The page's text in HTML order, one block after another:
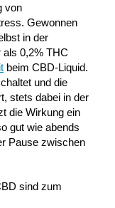
von
Gewonnen
in der
0,2% THC
beim CBD-Liquid.
und die
stets dabei in der
die Wirkung ein
gut wie abends
Pause zwischen
sind zum